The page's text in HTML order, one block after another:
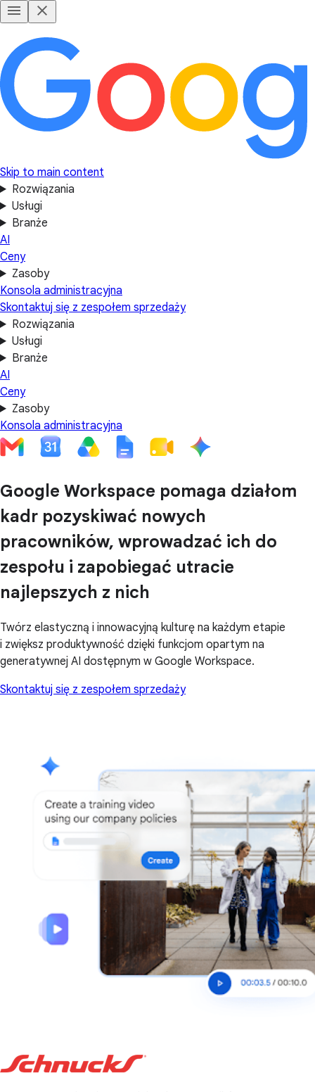
Skip to main content
Rozwiązania
Usługi
Branże
AI
Ceny
Zasoby
Konsola administracyjna
Skontaktuj się z zespołem sprzedaży
Rozwiązania
Usługi
Branże
AI
Ceny
Zasoby
Konsola administracyjna
Google Workspace pomaga działom
kadr pozyskiwać nowych
pracowników, wprowadzać ich do
zespołu i zapobiegać utracie
najlepszych z nich
Twórz elastyczną i innowacyjną kulturę na każdym etapie
i zwiększ produktywność dzięki funkcjom opartym na
generatywnej AI dostępnym w Google Workspace.
Skontaktuj się z zespołem sprzedaży